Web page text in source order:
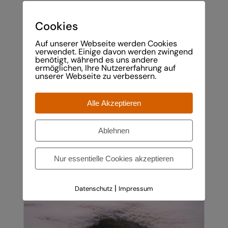
AUF
WERDEN
€
€860,00
bis
€1.750,00
AUSFÜHRUNG WÄHLEN
PRODUKT
MEHRERE
AUF.
DIE
DETAILS
Cookies
Auf unserer Webseite werden Cookies
verwendet. Einige davon werden zwingend
benötigt, während es uns andere
ermöglichen, Ihre Nutzererfahrung auf
unserer Webseite zu verbessern.
Alle Akzeptieren
Ablehnen
Nur essentielle Cookies akzeptieren
Datenschutz| Impressum